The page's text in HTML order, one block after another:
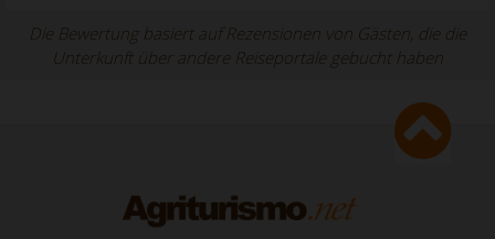
Die Bewertung basiert auf Rezensionen von Gästen, die die
Unterkunft über andere Reiseportale gebucht haben